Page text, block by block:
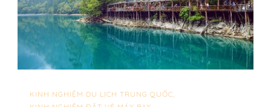
KINH NGHIỆM DU LỊCH TRUNG QUỐC